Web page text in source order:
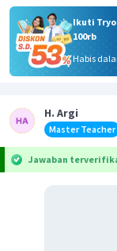
Ikuti
100rb
Habis
H. Argi
Master Teacher
Jawaban